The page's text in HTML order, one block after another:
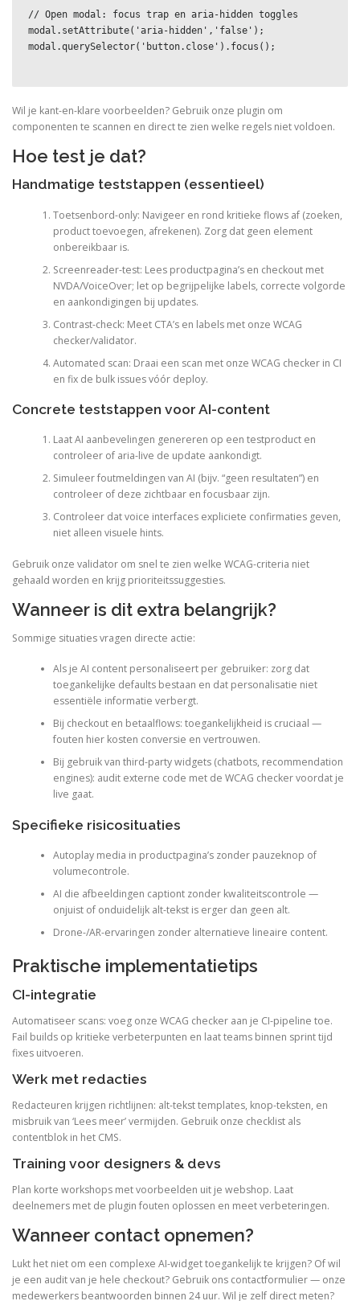
// Open modal: focus trap en aria-hidden toggles
modal.setAttribute('aria-hidden','false');
modal.querySelector('button.close').focus();
Wil je kant-en-klare voorbeelden? Gebruik onze plugin om
componenten te scannen en direct te zien welke regels niet voldoen.
Hoe test je dat?
Handmatige teststappen (essentieel)
Toetsenbord-only: Navigeer en rond kritieke flows af (zoeken,
product toevoegen, afrekenen). Zorg dat geen element
onbereikbaar is.
Screenreader-test: Lees productpagina’s en checkout met
NVDA/VoiceOver; let op begrijpelijke labels, correcte volgorde
en aankondigingen bij updates.
Contrast-check: Meet CTA’s en labels met onze WCAG
checker/validator.
Automated scan: Draai een scan met onze WCAG checker in CI
en fix de bulk issues vóór deploy.
Concrete teststappen voor AI-content
Laat AI aanbevelingen genereren op een testproduct en
controleer of aria-live de update aankondigt.
Simuleer foutmeldingen van AI (bijv. “geen resultaten”) en
controleer of deze zichtbaar en focusbaar zijn.
Controleer dat voice interfaces expliciete confirmaties geven,
niet alleen visuele hints.
Gebruik onze validator om snel te zien welke WCAG-criteria niet
gehaald worden en krijg prioriteitssuggesties.
Wanneer is dit extra belangrijk?
Sommige situaties vragen directe actie:
Als je AI content personaliseert per gebruiker: zorg dat
toegankelijke defaults bestaan en dat personalisatie niet
essentiële informatie verbergt.
Bij checkout en betaalflows: toegankelijkheid is cruciaal —
fouten hier kosten conversie en vertrouwen.
Bij gebruik van third-party widgets (chatbots, recommendation
engines): audit externe code met de WCAG checker voordat je
live gaat.
Specifieke risicosituaties
Autoplay media in productpagina’s zonder pauzeknop of
volumecontrole.
AI die afbeeldingen captiont zonder kwaliteitscontrole —
onjuist of onduidelijk alt-tekst is erger dan geen alt.
Drone-/AR-ervaringen zonder alternatieve lineaire content.
Praktische implementatietips
CI-integratie
Automatiseer scans: voeg onze WCAG checker aan je CI-pipeline toe.
Fail builds op kritieke verbeterpunten en laat teams binnen sprint tijd
fixes uitvoeren.
Werk met redacties
Redacteuren krijgen richtlijnen: alt-tekst templates, knop-teksten, en
misbruik van ‘Lees meer’ vermijden. Gebruik onze checklist als
contentblok in het CMS.
Training voor designers & devs
Plan korte workshops met voorbeelden uit je webshop. Laat
deelnemers met de plugin fouten oplossen en meet verbeteringen.
Wanneer contact opnemen?
Lukt het niet om een complexe AI-widget toegankelijk te krijgen? Of wil
je een audit van je hele checkout? Gebruik ons contactformulier — onze
medewerkers beantwoorden binnen 24 uur. Wil je zelf direct meten?